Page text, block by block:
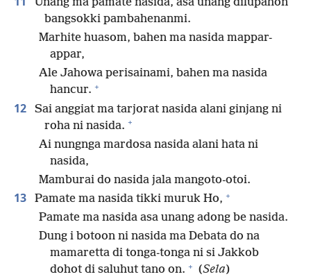
bangsokki pambahenanmi.
Marhite huasom, bahen ma nasida mappar-
appar,
Ale Jahowa perisainami, bahen ma nasida
hancur. +
12
Sai anggiat ma tarjorat nasida alani ginjang ni
roha ni nasida. +
Ai nungnga mardosa nasida alani hata ni
nasida,
Mamburai do nasida jala mangoto-otoi.
13 Pamate ma nasida tikki muruk Ho, +
Pamate ma nasida asa unang adong be nasida.
Dung i botoon ni nasida ma Debata do na
mamaretta di tonga-tonga ni si Jakkob
dohot di saluhut tano on. + (Sela)